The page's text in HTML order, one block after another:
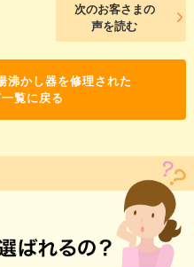
次のお客さまの
声を読む
沸かし器を修理された
覧に戻る